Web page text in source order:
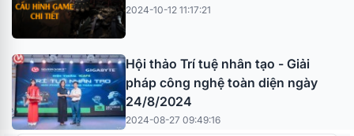
2024-10-12 11:17:21
Hội thảo Trí tuệ nhân tạo - Giải
pháp công nghệ toàn diện ngày
24/8/2024
2024-08-27 09:49:16